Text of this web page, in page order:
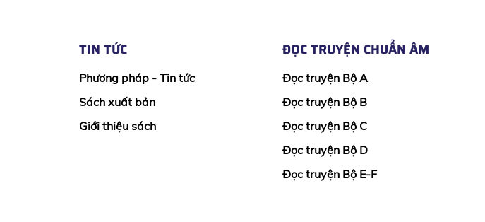
TIN TỨC
Phương pháp - Tin tức
Sách xuất bản
Giới thiệu sách
ĐỌC TRUYỆN CHUẨN ÂM
Đọc truyện Bộ A
Đọc truyện Bộ B
Đọc truyện Bộ C
Đọc truyện Bộ D
Đọc truyện Bộ E-F